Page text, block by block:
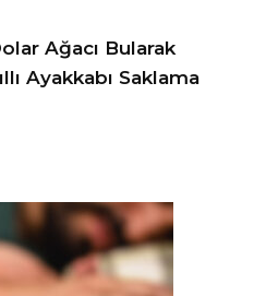
Ağacı Bularak
Ayakkabı Saklama